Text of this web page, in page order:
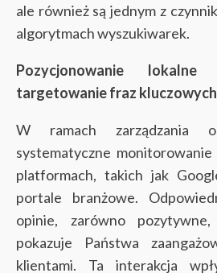
ale również są jednym z
algorytmach wyszukiwarek.
Pozycjonowanie
targetowanie fraz
W ramach zarządzania
systematyczne
platformach, takich jak
portale branżowe.
opinie, zarówno
pokazuje Państwa
klientami. Ta interakcja